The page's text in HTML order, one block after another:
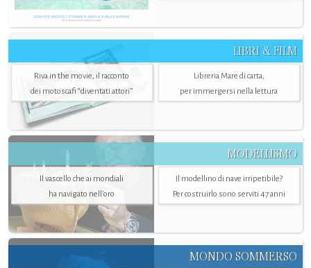
LIBRI & FILM
Riva in the movie, il racconto
dei motoscafi “diventati attori”
Libreria Mare di carta,
per immergersi nella lettura
MODELLISMO
Il vascello che ai mondiali
ha navigato nell’oro
Il modellino di nave irripetibile?
Per costruirlo sono serviti 47 anni
MONDO SOMMERSO